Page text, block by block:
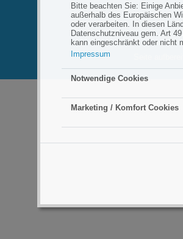
Bitte beachten Sie: Einige
außerhalb des Europäischen
oder verarbeiten. In diesen
Datenschutzniveau gem. Art
kann eingeschränkt oder nicht
Weitere Informationen finden
Impressum
Notwendige Cookies
Marketing / Komfort Cookies